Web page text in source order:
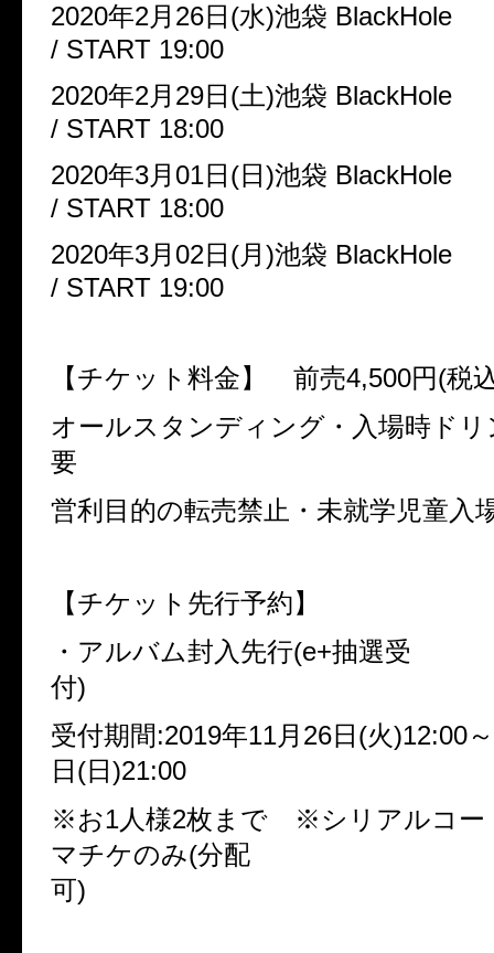
2020年2月 26日 (水)池袋 BlackHole
/ START 19:00
2020年2月 29日 (土)池袋 BlackHole
/ START 18:00
2020年3月 01日 (日 )池袋 BlackHole
/ START 18:00
2020年3月 02日 (月 )池袋 BlackHole
/ START 19:00
【チケット料金】 前売4,500円(税
オールスタンディング・入場時ドリ
要
営利目的の転売禁止・未就学児童入
【チケット先行予約】
・アルバム封入先行(e+抽選受
付)
受付期間:2019年11月 26日 (火)12:00～
日 (日 )21:00
※お1人様2枚まで ※シリアルコ
マチケのみ(分配
可